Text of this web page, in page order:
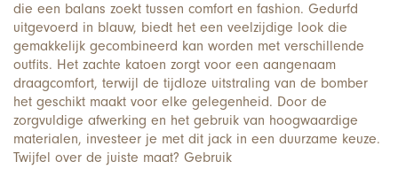
die een balans zoekt tussen comfort en fashion. Gedurfd
uitgevoerd in blauw, biedt het een veelzijdige look die
gemakkelijk gecombineerd kan worden met verschillende
outfits. Het zachte katoen zorgt voor een aangenaam
draagcomfort, terwijl de tijdloze uitstraling van de bomber
het geschikt maakt voor elke gelegenheid. Door de
zorgvuldige afwerking en het gebruik van hoogwaardige
materialen, investeer je met dit jack in een duurzame keuze.
Twijfel over de juiste maat? Gebruik